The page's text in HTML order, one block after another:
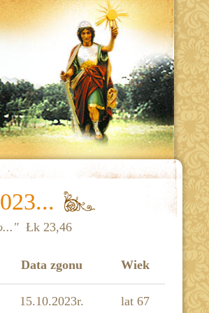
Łk 23,46
Data zgonu Wiek
15.10.2023r. lat 67